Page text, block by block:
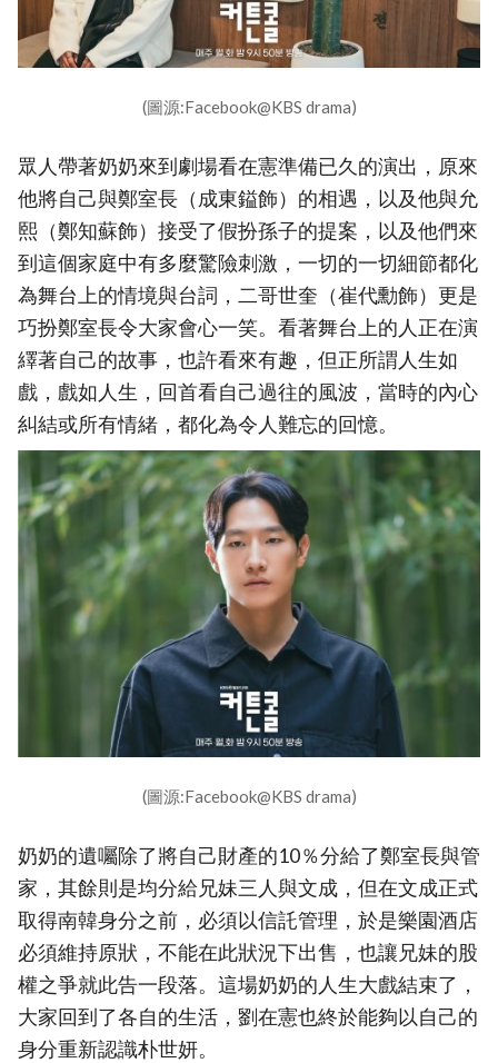
(圖源:Facebook@KBS drama)
眾人帶著奶奶來到劇場看在憲準備已久的演出，原來
他將自己與鄭室長（成東鎰飾）的相遇，以及他與允
熙（鄭知蘇飾）接受了假扮孫子的提案，以及他們來
到這個家庭中有多麼驚險刺激，一切的一切細節都化
為舞台上的情境與台詞，二哥世奎（崔代勳飾）更是
巧扮鄭室長令大家會心一笑。看著舞台上的人正在演
繹著自己的故事，也許看來有趣，但正所謂人生如
戲，戲如人生，回首看自己過往的風波，當時的內心
糾結或所有情緒，都化為令人難忘的回憶。
(圖源:Facebook@KBS drama)
奶奶的遺囑除了將自己財產的10％分給了鄭室長與管
家，其餘則是均分給兄妹三人與文成，但在文成正式
取得南韓身分之前，必須以信託管理，於是樂園酒店
必須維持原狀，不能在此狀況下出售，也讓兄妹的股
權之爭就此告一段落。這場奶奶的人生大戲結束了，
大家回到了各自的生活，劉在憲也終於能夠以自己的
身分重新認識朴世妍。